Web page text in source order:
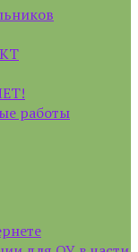
работы